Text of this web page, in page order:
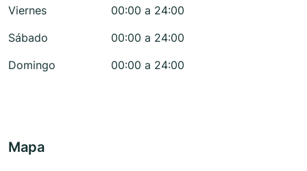
Viernes
00:00 a 24:00
Sábado
00:00 a 24:00
Domingo
00:00 a 24:00
Mapa